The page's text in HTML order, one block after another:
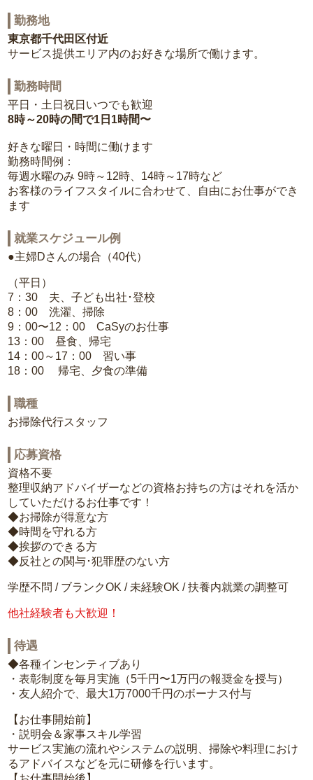
勤務地
東京都千代田区付近
サービス提供エリア内のお好きな場所で働けます。
勤務時間
平日・土日祝日いつでも歓迎
8時～20時の間で1日1時間〜
好きな曜日・時間に働けます
勤務時間例：
毎週水曜のみ 9時～12時、14時～17時など
お客様のライフスタイルに合わせて、自由にお仕事ができ
ます
就業スケジュール例
●主婦Dさんの場合（40代）
（平日）
7：30 夫、子ども出社･登校
8：00 洗濯、掃除
9：00〜12：00 CaSyのお仕事
13：00 昼食、帰宅
14：00～17：00 習い事
18：00 帰宅、夕食の準備
職種
お掃除代行スタッフ
応募資格
資格不要
整理収納アドバイザーなどの資格お持ちの方はそれを活か
していただけるお仕事です！
◆お掃除が得意な方
◆時間を守れる方
◆挨拶のできる方
◆反社との関与･犯罪歴のない方
学歴不問 / ブランクOK / 未経験OK / 扶養内就業の調整可
他社経験者も大歓迎！
待遇
◆各種インセンティブあり
・表彰制度を毎月実施（5千円〜1万円の報奨金を授与）
・友人紹介で、最大1万7000千円のボーナス付与
【お仕事開始前】
・説明会＆家事スキル学習
サービス実施の流れやシステムの説明、掃除や料理におけ
るアドバイスなどを元に研修を行います。